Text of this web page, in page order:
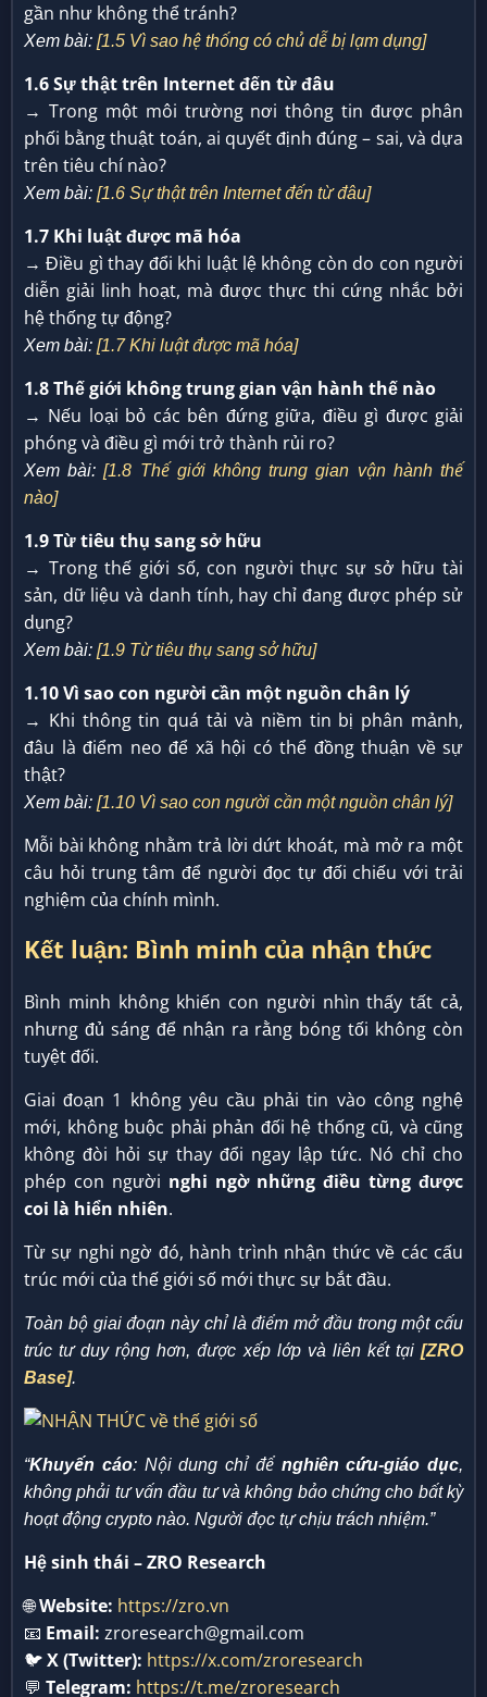
gần như không thể tránh?
Xem bài: [1.5 Vì sao hệ thống có chủ dễ bị lạm dụng]
1.6 Sự thật trên Internet đến từ đâu
→ Trong một môi trường nơi thông tin được phân
phối bằng thuật toán, ai quyết định đúng – sai, và dựa
trên tiêu chí nào?
Xem bài: [1.6 Sự thật trên Internet đến từ đâu]
1.7 Khi luật được mã hóa
→ Điều gì thay đổi khi luật lệ không còn do con người
diễn giải linh hoạt, mà được thực thi cứng nhắc bởi
hệ thống tự động?
Xem bài: [1.7 Khi luật được mã hóa]
1.8 Thế giới không trung gian vận hành thế nào
→ Nếu loại bỏ các bên đứng giữa, điều gì được giải
phóng và điều gì mới trở thành rủi ro?
Xem bài:[1.8 Thế giới không trung gian vận hành thế
nào]
1.9 Từ tiêu thụ sang sở hữu
→ Trong thế giới số, con người thực sự sở hữu tài
sản, dữ liệu và danh tính, hay chỉ đang được phép sử
dụng?
Xem bài: [1.9 Từ tiêu thụ sang sở hữu]
1.10 Vì sao con người cần một nguồn chân lý
→ Khi thông tin quá tải và niềm tin bị phân mảnh,
đâu là điểm neo để xã hội có thể đồng thuận về sự
thật?
Xem bài: [1.10 Vì sao con người cần một nguồn chân lý]
Mỗi bài không nhằm trả lời dứt khoát, mà mở ra một
câu hỏi trung tâm để người đọc tự đối chiếu với trải
nghiệm của chính mình.
Kết luận: Bình minh của nhận thức
Bình minh không khiến con người nhìn thấy tất cả,
nhưng đủ sáng để nhận ra rằng bóng tối không còn
tuyệt đối.
Giai đoạn 1 không yêu cầu phải tin vào công nghệ
mới, không buộc phải phản đối hệ thống cũ, và cũng
không đòi hỏi sự thay đổi ngay lập tức. Nó chỉ cho
phép con người nghi ngờ những điều từng được
coi là hiển nhiên.
Từ sự nghi ngờ đó, hành trình nhận thức về các cấu
trúc mới của thế giới số mới thực sự bắt đầu.
Toàn bộ giai đoạn này chỉ là điểm mở đầu trong một cấu
trúc tư duy rộng hơn, được xếp lớp và liên kết tại [ZRO
Base].
“Khuyến cáo: Nội dung chỉ để nghiên cứu-giáo dục,
không phải tư vấn đầu tư và không bảo chứng cho bất kỳ
hoạt động crypto nào. Người đọc tự chịu trách nhiệm.”
Hệ sinh thái – ZRO Research
🌐Website: https://zro.vn
📧 Email: zroresearch@gmail.com
🐦X (Twitter): https://x.com/zroresearch
💬 Telegram: https://t.me/zroresearch